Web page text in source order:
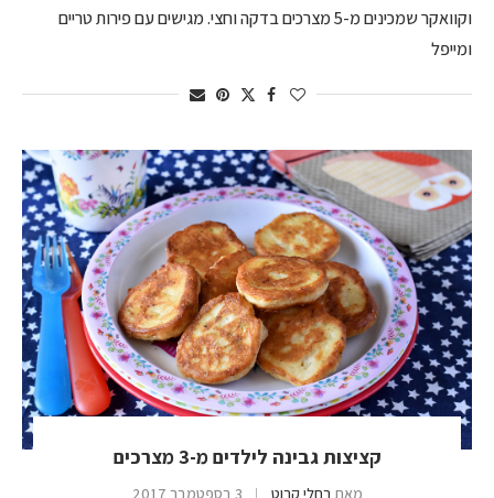
וקוואקר שמכינים מ-5 מצרכים בדקה וחצי. מגישים עם פירות טריים
ומייפל
קציצות גבינה לילדים מ-3 מצרכים
מאת רחלי קרוט 3 בספטמבר 2017